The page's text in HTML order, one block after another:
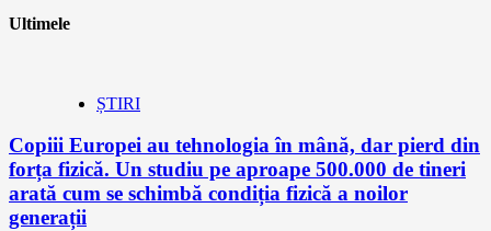
Ultimele
ȘTIRI
Copiii Europei au tehnologia în mână, dar pierd din
forța fizică. Un studiu pe aproape 500.000 de tineri
arată cum se schimbă condiția fizică a noilor
generații